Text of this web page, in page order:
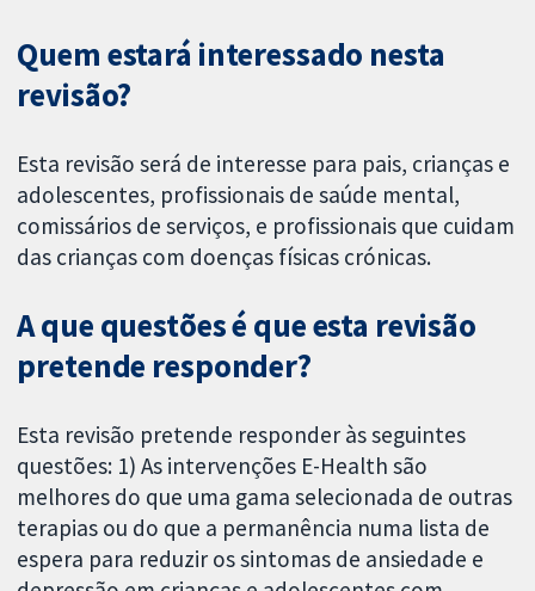
Quem estará interessado nesta
revisão?
Esta revisão será de interesse para pais, crianças e
adolescentes, profissionais de saúde mental,
comissários de serviços, e profissionais que cuidam
das crianças com doenças físicas crónicas.
A que questões é que esta revisão
pretende responder?
Esta revisão pretende responder às seguintes
questões: 1) As intervenções E-Health são
melhores do que uma gama selecionada de outras
terapias ou do que a permanência numa lista de
espera para reduzir os sintomas de ansiedade e